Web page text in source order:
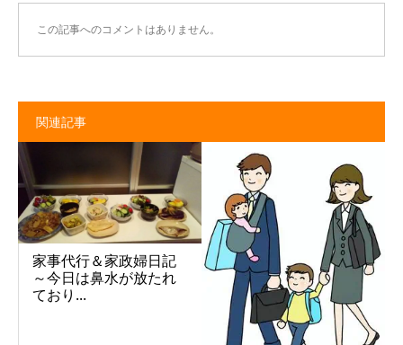
この記事へのコメントはありません。
関連記事
家事代行＆家政婦日記
～今日は鼻水が放たれ
ており...